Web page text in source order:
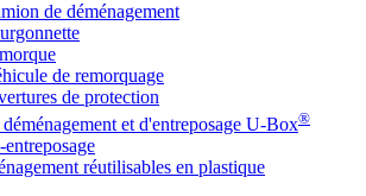
de déménagement
de remorquage
de protection
et d'entreposage U-Box®
réutilisables en plastique